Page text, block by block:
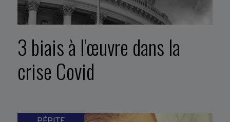
3 biais à l’œuvre dans la
crise Covid